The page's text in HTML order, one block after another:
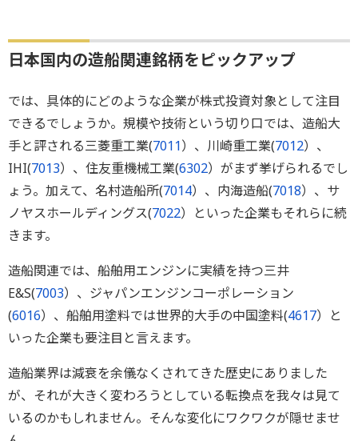
日本国内の造船関連銘柄をピックアップ
では、具体的にどのような企業が株式投資対象として注目
できるでしょうか。規模や技術という切り口では、造船大
手と評される三菱重工業(7011）、川崎重工業(7012）、
IHI(7013）、住友重機械工業(6302）がまず挙げられるでし
ょう。加えて、名村造船所(7014）、内海造船(7018）、サ
ノヤスホールディングス(7022）といった企業もそれらに続
きます。
造船関連では、船舶用エンジンに実績を持つ三井
E&S(7003）、ジャパンエンジンコーポレーション
(6016）、船舶用塗料では世界的大手の中国塗料(4617）と
いった企業も要注目と言えます。
造船業界は減衰を余儀なくされてきた歴史にありました
が、それが大きく変わろうとしている転換点を我々は見て
いるのかもしれません。そんな変化にワクワクが隠せませ